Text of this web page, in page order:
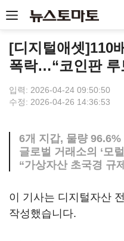
[디지털애셋]110
폭락…“코인판 루
입력: 2026-04-24 09:50:50
수정: 2026-04-26 14:36:53
6개 지갑, 물량 96.6%
글로벌 거래소의 ‘모
“가상자산 초국경 규
이 기사는 디지털자산
작성했습니다.